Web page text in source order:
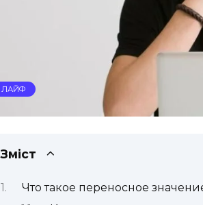
ЛАЙФ
Зміст
Что такое переносное